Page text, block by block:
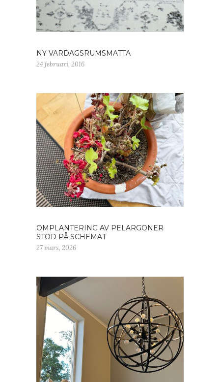
NY VARDAGSRUMSMATTA
24 februari, 2016
OMPLANTERING AV PELARGONER
STOD PÅ SCHEMAT
27 mars, 2026